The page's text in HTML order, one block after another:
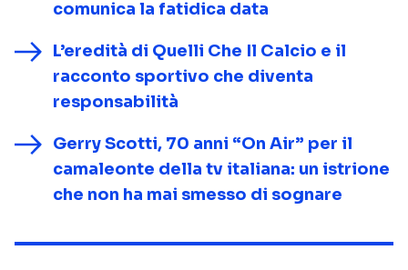
comunica la fatidica data
L’eredità di Quelli Che Il Calcio e il
racconto sportivo che diventa
responsabilità
Gerry Scotti, 70 anni “On Air” per il
camaleonte della tv italiana: un istrione
che non ha mai smesso di sognare